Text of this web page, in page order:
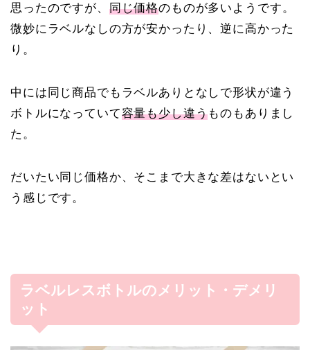
思ったのですが、 同じ価格のものが多いようです。
微妙にラベルなしの方が安かったり、逆に高かった
り。
中には同じ商品でもラベルありとなしで形状が違う
ボトルになっていて容量も少し違うものもありまし
た。
だいたい同じ価格か、そこまで大きな差はないとい
う感じです。
ラベルレスボトルのメリット・デメリ
ット